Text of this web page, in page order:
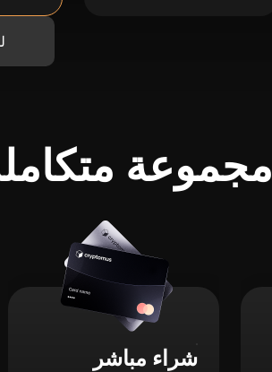
مجموعة
شراء مباشر